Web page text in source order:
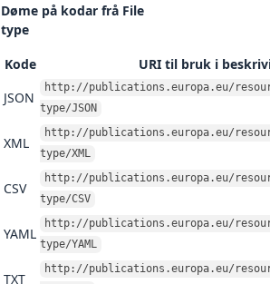
Døme på kodar frå File
type
Kode
URI til bruk i
JSON
http://publications.europa.eu/
type/JSON
XML
http://publications.europa.eu/
type/XML
CSV
http://publications.europa.eu/
type/CSV
YAML
http://publications.europa.eu/
type/YAML
TXT
http://publications.europa.eu/